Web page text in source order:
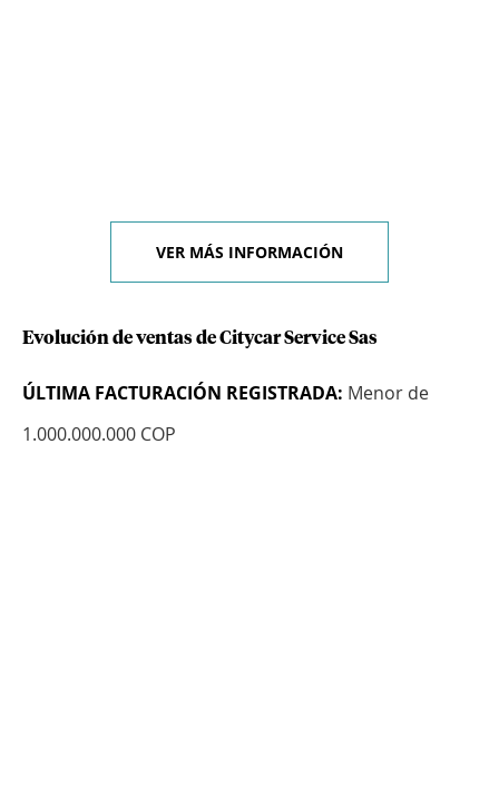
VER MÁS INFORMACIÓN
Evolución de ventas de Citycar Service Sas
ÚLTIMA FACTURACIÓN REGISTRADA: Menor de
1.000.000.000 COP